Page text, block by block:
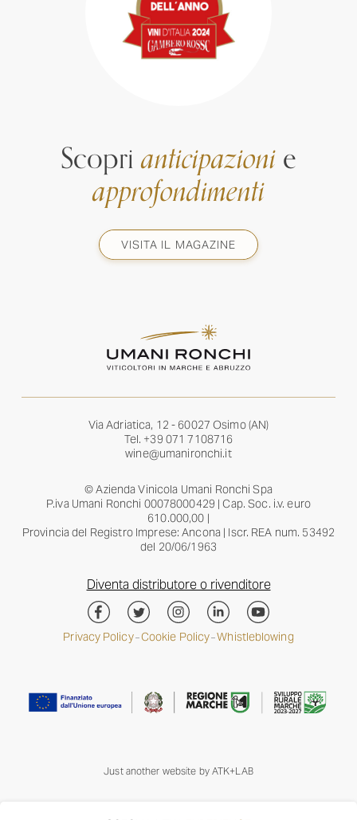
Scoprianticipazionie
approfondimenti
VISITA IL MAGAZINE
Via Adriatica, 12 - 60027 Osimo (AN)
Tel. +39 071 7108716
wine@umanironchi.it
© Azienda Vinicola Umani Ronchi Spa
P.iva Umani Ronchi 00078000429 | Cap. Soc. i.v. euro
610.000,00 |
Provincia del Registro Imprese: Ancona | Iscr. REA num. 53492
del 20/06/1963
Diventa distributore o rivenditore
Privacy Policy–Cookie Policy–Whistleblowing
Just another website by ATK+LAB